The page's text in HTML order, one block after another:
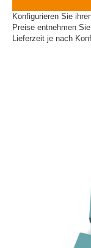
Konfigurieren Sie
Preise entnehmen
Lieferzeit je nach